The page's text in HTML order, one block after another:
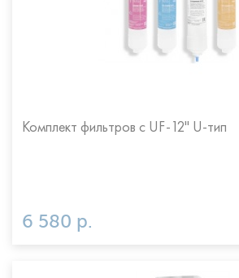
Комплект фильтров с UF-12" U-тип
6 580 р.